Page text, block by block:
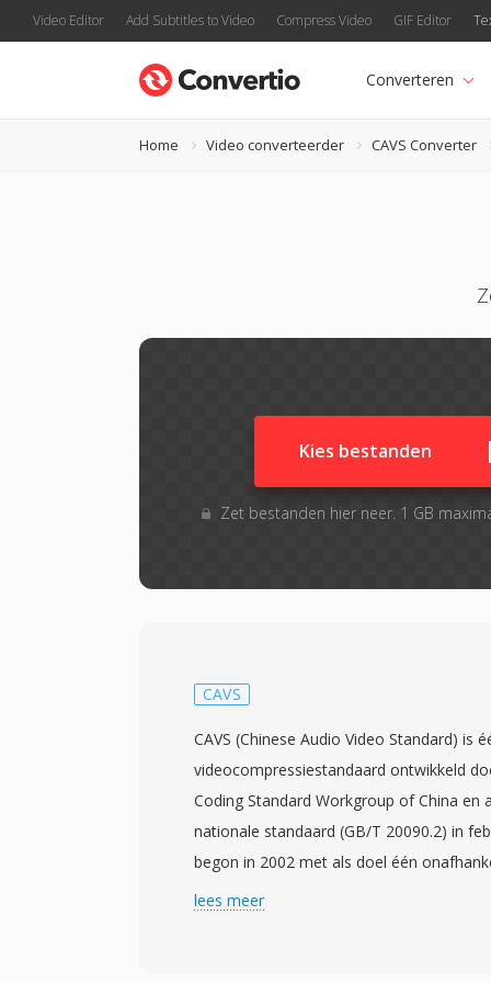
Video Editor Add Subtitles to Video Compress Video GIF Editor
Converteren
Home Video converteerder CAVS Converter
Kies bestanden
Zet bestanden hier neer. 1 GB
CAVS
CAVS (Chinese Audio Video Standard) is
videocompressiestandaard ontwikkeld
Coding Standard Workgroup of China en
nationale standaard (GB/T 20090.2) in
begon in 2002 met als doel één
compressietechnologie te creeren die de
lees meer